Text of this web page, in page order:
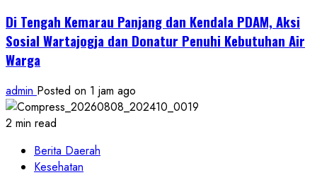
Di Tengah Kemarau Panjang dan Kendala PDAM, Aksi
Sosial Wartajogja dan Donatur Penuhi Kebutuhan Air
Warga
admin Posted on 1 jam ago
2 min read
Berita Daerah
Kesehatan